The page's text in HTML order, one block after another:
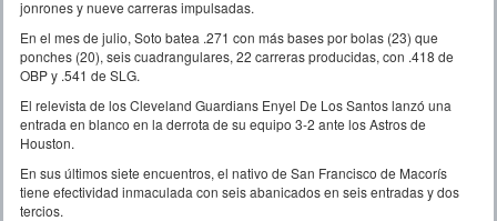
jonrones y nueve carreras impulsadas.
En el mes de julio, Soto batea .271 con más bases por bolas (23) que
ponches (20), seis cuadrangulares, 22 carreras producidas, con .418 de
OBP y .541 de SLG.
El relevista de los Cleveland Guardians Enyel De Los Santos lanzó una
entrada en blanco en la derrota de su equipo 3-2 ante los Astros de
Houston.
En sus últimos siete encuentros, el nativo de San Francisco de Macorís
tiene efectividad inmaculada con seis abanicados en seis entradas y dos
tercios.